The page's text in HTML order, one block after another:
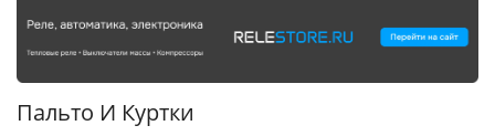
Пальто И Куртки